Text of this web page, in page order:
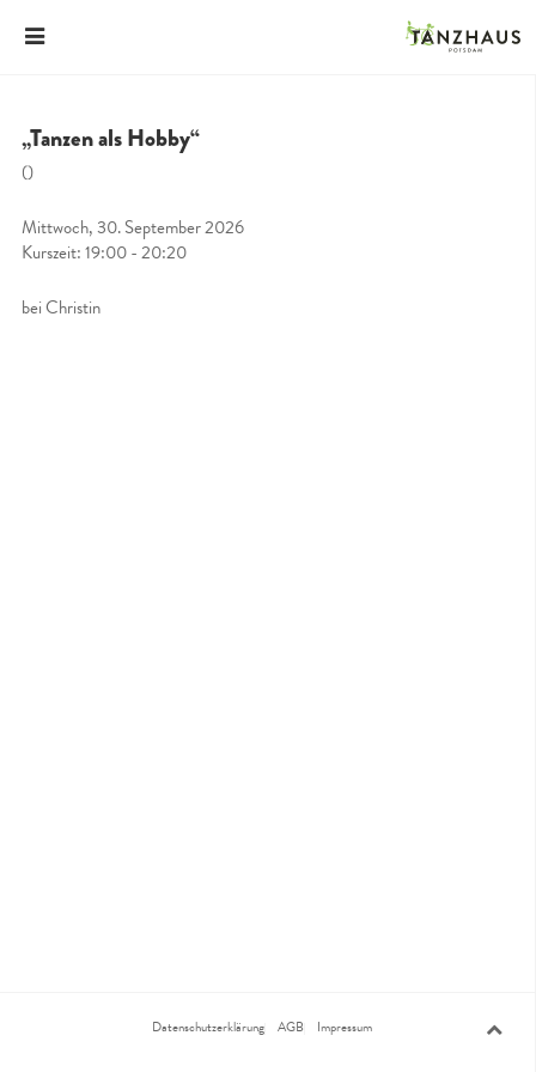
„Tanzen als Hobby“
()
Mittwoch, 30. September 2026
Kurszeit: 19:00 - 20:20
bei Christin
Datenschutzerklärung AGB Impressum